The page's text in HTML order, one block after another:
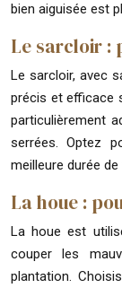
bien aiguisée est
Le sarcloir :
Le sarcloir, avec
précis et efficace
particulièrement
serrées. Optez
meilleure durée de
La houe :
La houe est
couper les
plantation.